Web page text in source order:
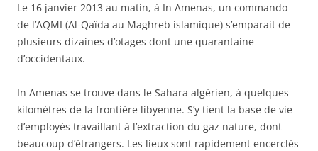
Le 16 janvier 2013 au matin, à In Amenas, un commando
de l’AQMI (Al-Qaïda au Maghreb islamique) s’emparait de
plusieurs dizaines d’otages dont une quarantaine
d’occidentaux.
In Amenas se trouve dans le Sahara algérien, à quelques
kilomètres de la frontière libyenne. S’y tient la base de vie
d’employés travaillant à l’extraction du gaz nature, dont
beaucoup d’étrangers. Les lieux sont rapidement encerclés